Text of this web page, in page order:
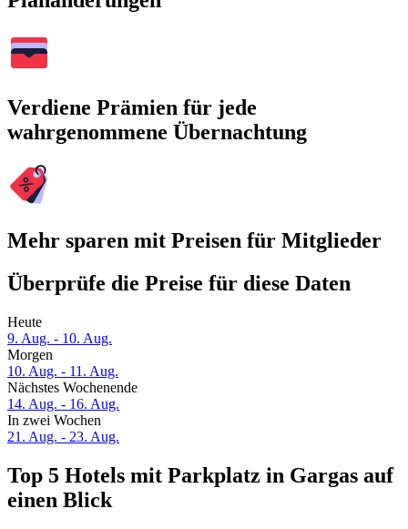
Verdiene Prämien für jede
wahrgenommene Übernachtung
Mehr sparen mit Preisen für Mitglieder
Überprüfe die Preise für diese Daten
Heute
9. Aug. - 10. Aug.
Morgen
10. Aug. - 11. Aug.
Nächstes Wochenende
14. Aug. - 16. Aug.
In zwei Wochen
21. Aug. - 23. Aug.
Top 5 Hotels mit Parkplatz in Gargas auf
einen Blick